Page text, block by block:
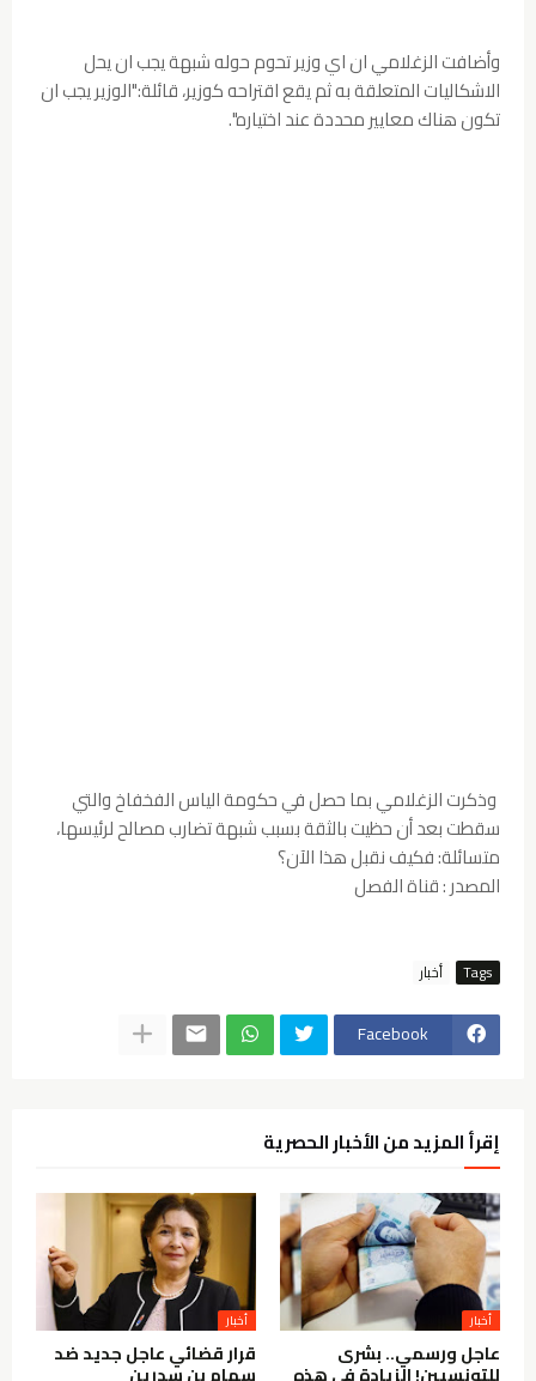
وأضافت الزغلامي ان اي وزير تحوم حوله شبهة يجب ان يحل
الاشكاليات المتعلقة به ثم يقع اقتراحه كوزير، قائلة:"الوزير يجب ان
تكون هناك معايير محددة عند اختياره".
وذكرت الزغلامي بما حصل في حكومة الياس الفخفاخ والتي
سقطت بعد أن حظيت بالثقة بسبب شبهة تضارب مصالح لرئيسها،
متسائلة: فكيف نقبل هذا الآن؟
المصدر : قناة الفصل
Tags أخبار
Facebook
إقرأ المزيد من الأخبار الحصرية
أخبار
عاجل ورسمي.. بشرى
للتونسيين! الزيادة في هذه
أخبار
قرار قضائي عاجل جديد ضد
سهام بن سدرين